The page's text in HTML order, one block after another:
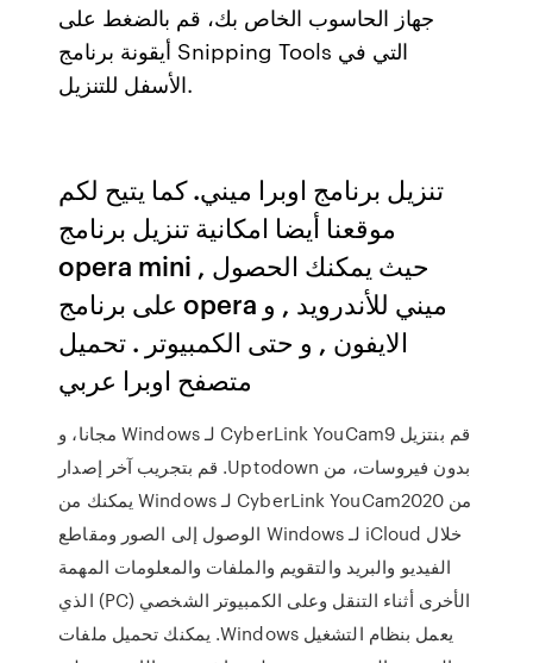
جهاز الحاسوب الخاص بك، قم بالضغط على
أيقونة برنامج Snipping Tools التي في
الأسفل للتنزيل.
تنزيل برنامج اوبرا ميني. كما يتيح لكم
موقعنا أيضا امكانية تنزيل برنامج
opera mini , حيث يمكنك الحصول
على برنامج opera ميني للأندرويد , و
الايفون , و حتى الكمبيوتر . تحميل
متصفح اوبرا عربي
‫قم بنتزيل CyberLink YouCam9 لـ Windows مجانا، و
بدون فيروسات، من Uptodown. قم بتجريب آخر إصدار
من CyberLink YouCam2020 لـ Windows يمكنك من
خلال iCloud لـ Windows الوصول إلى الصور ومقاطع
الفيديو والبريد والتقويم والملفات والمعلومات المهمة
الأخرى أثناء التنقل وعلى الكمبيوتر الشخصي (PC) الذي
يعمل بنظام التشغيل Windows. يمكنك تحميل ملفات